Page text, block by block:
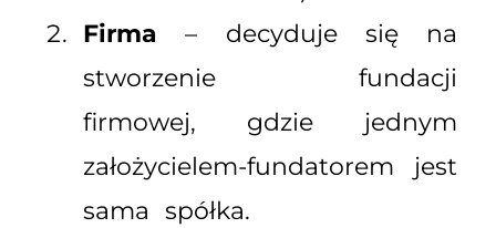
Firma – decyduje się na
stworzenie fundacji
firmowej, gdzie jednym
założycielem-fundatorem jest
sama spółka.